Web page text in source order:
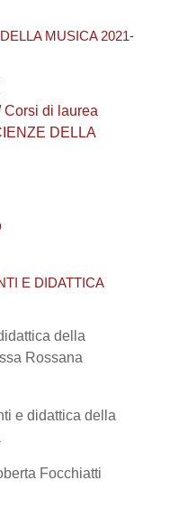
MUSICA 2021-
Corsi di laurea
DELLA
E DIDATTICA
della
Rossana
e didattica della
Focchiatti